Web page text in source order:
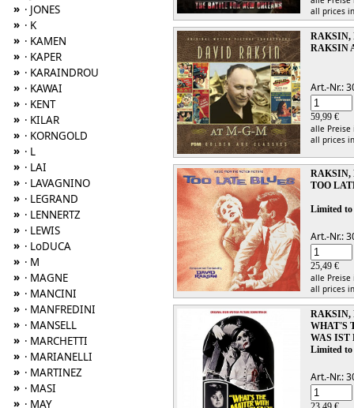
» · JONES
» · K
» · KAMEN
» · KAPER
» · KARAINDROU
» · KAWAI
» · KENT
» · KILAR
» · KORNGOLD
» · L
» · LAI
» · LAVAGNINO
» · LEGRAND
» · LENNERTZ
» · LEWIS
» · LoDUCA
» · M
» · MAGNE
» · MANCINI
» · MANFREDINI
» · MANSELL
» · MARCHETTI
» · MARIANELLI
» · MARTINEZ
» · MASI
» · MAY
all prices
RAKSIN,
RAKSIN
Art.-Nr.:
59,99 €
alle
all prices
RAKSIN,
TOO
Limited to
Art.-Nr.:
25,49 €
alle
all prices
RAKSIN,
WHAT'S
WAS IST
Limited to
Art.-Nr.: